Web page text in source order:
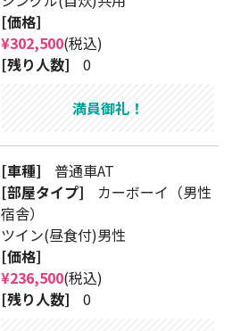
[価格]
¥302,500(税込)
[残り人数]
0
満員御礼！
[車種]
普通車AT
[部屋タイプ]
カーボーイ（男性
宿舎）
ツイン(昼食付)男性
[価格]
¥236,500(税込)
[残り人数]
0